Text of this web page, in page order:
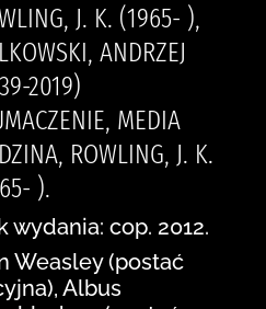
J. K. (1965- ),
ANDRZEJ
2019)
MEDIA
ROWLING, J. K.
).
wydania: cop. 2012.
Weasley (postać
Albus